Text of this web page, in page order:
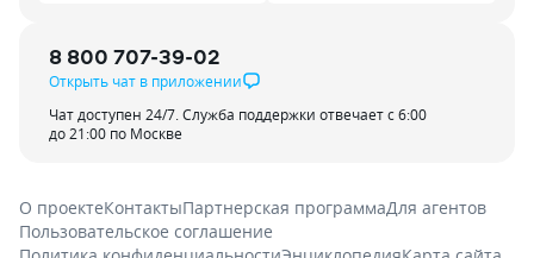
8 800 707-39-02
Открыть чат в приложении
Чат доступен 24/7. Служба поддержки отвечает с 6:00
до 21:00 по Москве
О проектеКонтактыПартнерская программаДля агентов
Пользовательское соглашение